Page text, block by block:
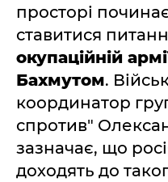
просторі
ставитися
окупаційній
Бахмутом.
координатор
спротив"
зазначає, що
доходять до